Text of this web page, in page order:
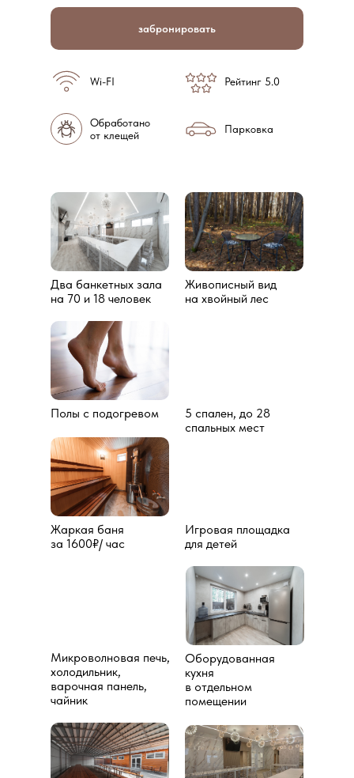
Обработано
от клещей
Рейтинг 5.0
Парковка
забронировать
Wi-FI
Игровая площадка
для детей
Микроволновая печь,
холодильник,
варочная панель,
чайник
Живописный вид
на хвойный лес
Оборудованная
кухня
в отдельном
помещении
5 спален, до 28
спальных мест
Жаркая баня
за 1600₽/ час
Полы с подогревом
Два банкетныx залa
на 70 и 18 человек